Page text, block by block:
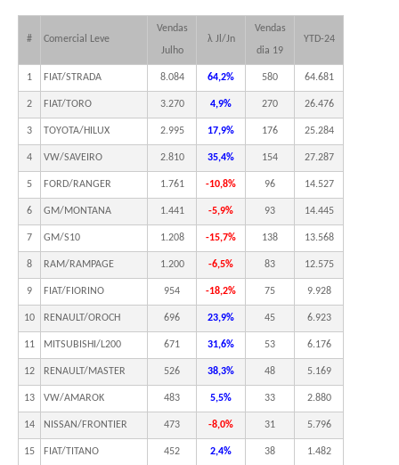
# Comercial Leve
Vendas
Julho
λ Jl/Jn
Vendas
dia 19
YTD-24
1 FIAT/STRADA 8.084 64,2% 580 64.681
2 FIAT/TORO 3.270 4,9% 270 26.476
3 TOYOTA/HILUX 2.995 17,9% 176 25.284
4 VW/SAVEIRO 2.810 35,4% 154 27.287
5 FORD/RANGER 1.761 -10,8% 96 14.527
6 GM/MONTANA 1.441 -5,9% 93 14.445
7 GM/S10 1.208 -15,7% 138 13.568
8 RAM/RAMPAGE 1.200 -6,5% 83 12.575
9 FIAT/FIORINO 954 -18,2% 75 9.928
10 RENAULT/OROCH 696 23,9% 45 6.923
11 MITSUBISHI/L200 671 31,6% 53 6.176
12 RENAULT/MASTER 526 38,3% 48 5.169
13 VW/AMAROK 483 5,5% 33 2.880
14 NISSAN/FRONTIER 473 -8,0% 31 5.796
15 FIAT/TITANO 452 2,4% 38 1.482